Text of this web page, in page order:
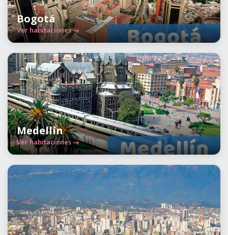
Bogotá
Ver habitaciones →
Medellín
Ver habitaciones →